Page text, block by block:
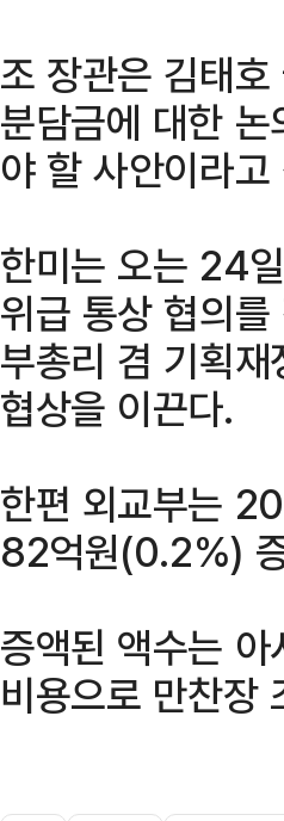
조 장관은 김태
분담금에 대한
야 할 사안이라
한미는 오는 24
위급 통상 협의
부총리 겸 기획
협상을 이끈다.
한편 외교부는
82억원(0.2%)
증액된 액수는
비용으로 만찬장